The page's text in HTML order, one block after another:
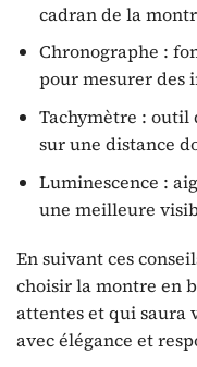
cadran de la
Chronographe :
pour mesurer des
Tachymètre : outil
sur une distance
Luminescence :
une meilleure
En suivant ces
choisir la montre en
attentes et qui saura
avec élégance et